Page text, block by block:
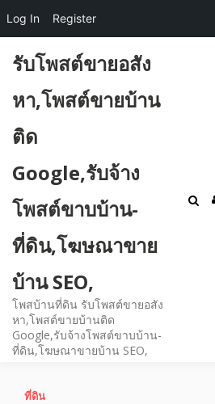
content
รับโพสต์ขายอสัง
หา,โพสต์ขายบ้าน
ติด
Google,รับจ้าง
โพสต์ขาบบ้าน-
ที่ดิน,โฆษณาขาย
บ้าน SEO,
โพสบ้านที่ดิน รับโพสต์ขายอสัง
หา,โพสต์ขายบ้านติด
Google,รับจ้างโพสต์ขาบบ้าน-
ที่ดิน,โฆษณาขายบ้าน SEO,
ที่ดิน
Log In Register